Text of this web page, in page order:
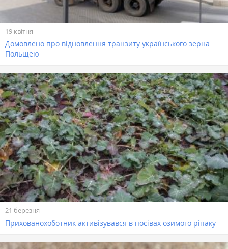
19 квітня
Домовлено про відновлення транзиту українського зерна
Польщею
21 березня
Прихованохоботник активізувався в посівах озимого ріпаку